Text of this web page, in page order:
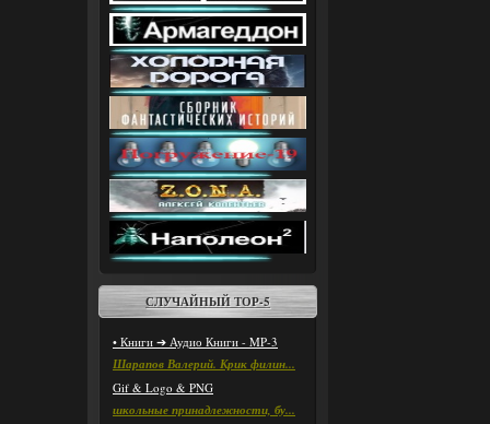
СЛУЧАЙНЫЙ ТОР-5
• Книги ➔ Аудио Книги - MP-3
Шарапов Валерий. Крик филин...
Gif & Logo & PNG
школьные принадлежности, бу...